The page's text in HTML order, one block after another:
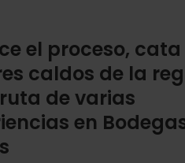
el proceso, cata
caldos de la
de varias
en